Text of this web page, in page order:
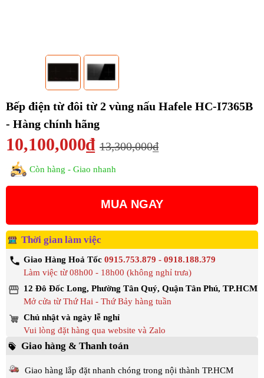
Bếp điện từ đôi từ 2 vùng nấu Hafele HC-I7365B
- Hàng chính hãng
10,100,000₫ 13,300,000₫
Còn hàng - Giao nhanh
MUA NGAY
Thời gian làm việc
Giao Hàng Hoả Tốc 0915.753.879 - 0918.188.379
Làm việc từ 08h00 - 18h00 (không nghỉ trưa)
12 Đô Đốc Long, Phường Tân Quý, Quận Tân Phú, TP.HCM
Mở cửa từ Thứ Hai - Thứ Bảy hàng tuần
Chủ nhật và ngày lễ nghỉ
Vui lòng đặt hàng qua website và Zalo
Giao hàng & Thanh toán
Giao hàng lắp đặt nhanh chóng trong nội thành TP.HCM